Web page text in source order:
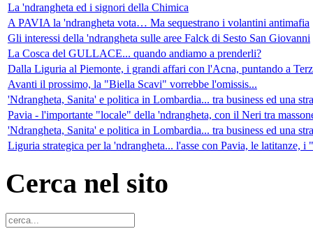
La 'ndrangheta ed i signori della Chimica
A PAVIA la 'ndrangheta vota… Ma sequestrano i volantini antimafia
Gli interessi della 'ndrangheta sulle aree Falck di Sesto San Giovanni
La Cosca del GULLACE... quando andiamo a prenderli?
Dalla Liguria al Piemonte, i grandi affari con l'Acna, puntando a
Avanti il prossimo, la "Biella Scavi" vorrebbe l'omissis...
'Ndrangheta, Sanita' e politica in Lombardia... tra business ed una
Pavia - l'importante "locale" della 'ndrangheta, con il Neri tra
'Ndrangheta, Sanita' e politica in Lombardia... tra business ed una
Liguria strategica per la 'ndrangheta... l'asse con Pavia, le latitanze,
Cerca nel sito